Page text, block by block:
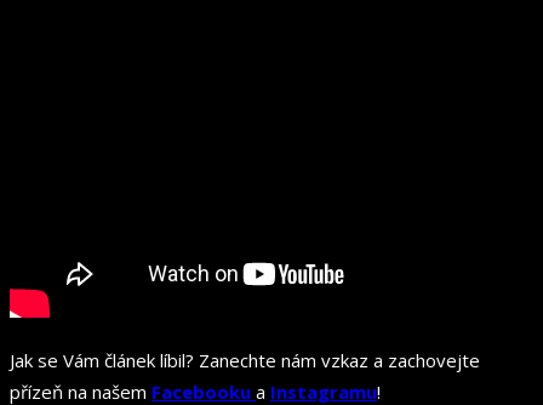
Jak se Vám článek líbil? Zanechte nám vzkaz a zachovejte
přízeň na našem Facebooku a Instagramu!